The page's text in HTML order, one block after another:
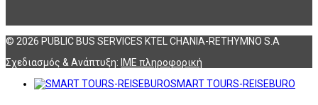
© 2026 PUBLIC BUS SERVICES KTEL CHANIA-RETHYMNO S.A
Σχεδιασμός & Ανάπτυξη: ΙΜΕ πληροφορική
SMART TOURS-REISEBURO